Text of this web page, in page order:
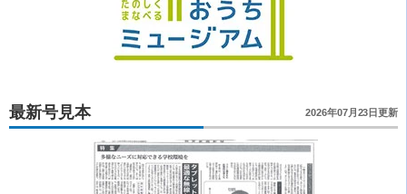
最新号見本 2026年07月23日更新